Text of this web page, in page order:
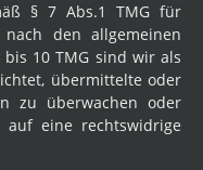
§ 7 Abs.1 TMG für
den allgemeinen
bis 10 TMG sind wir als
übermittelte oder
zu überwachen oder
auf eine rechtswidrige